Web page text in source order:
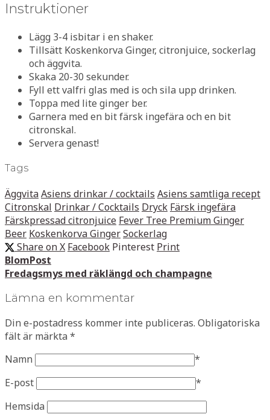
Instruktioner
Lägg 3-4 isbitar i en shaker.
Tillsätt Koskenkorva Ginger, citronjuice, sockerlag
och äggvita.
Skaka 20-30 sekunder.
Fyll ett valfri glas med is och sila upp drinken.
Toppa med lite ginger ber.
Garnera med en bit färsk ingefära och en bit
citronskal.
Servera genast!
Tags
ÄggvitaAsiens drinkar / cocktails Asiens samtliga recept
Citronskal Drinkar / Cocktails Dryck Färsk ingefära
Färskpressad citronjuice Fever Tree Premium Ginger
Beer Koskenkorva GingerSockerlag
Share on X Facebook Pinterest Print
BlomPost
Fredagsmys med räklängd och champagne
Lämna en kommentar
Din e-postadress kommer inte publiceras. Obligatoriska
fält är märkta *
Namn
*
E-post
*
Hemsida